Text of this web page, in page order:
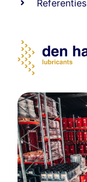
Referenties